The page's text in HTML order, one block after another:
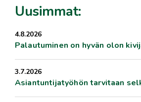
Uusimmat:
4.8.2026
Palautuminen on hyvän olon
3.7.2026
Asiantuntijatyöhön tarvitaan